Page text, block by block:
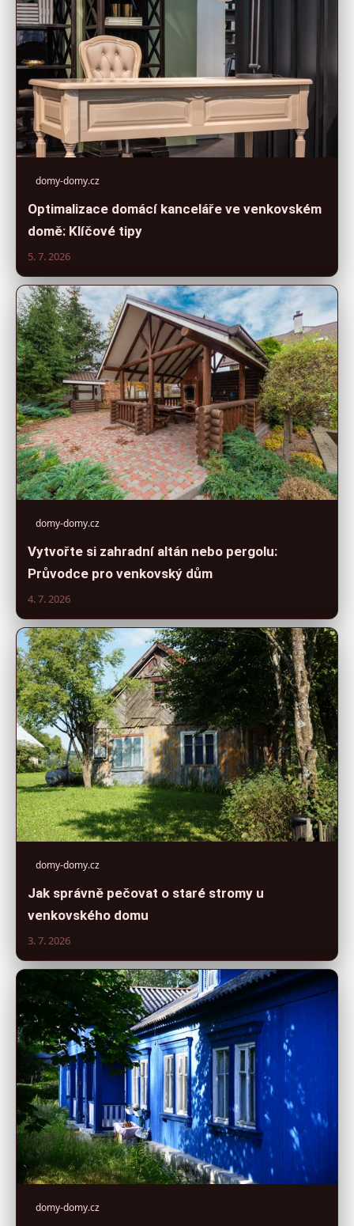
domy-domy.cz
Optimalizace domácí kanceláře ve venkovském
domě: Klíčové tipy
5. 7. 2026
domy-domy.cz
Vytvořte si zahradní altán nebo pergolu:
Průvodce pro venkovský dům
4. 7. 2026
domy-domy.cz
Jak správně pečovat o staré stromy u
venkovského domu
3. 7. 2026
domy-domy.cz